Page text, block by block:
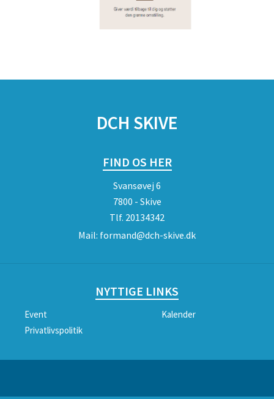
DCH SKIVE
FIND OS HER
Svansøvej 6
7800 - Skive
Tlf. 20134342
Mail: formand@dch-skive.dk
NYTTIGE LINKS
Event
Kalender
Privatlivspolitik